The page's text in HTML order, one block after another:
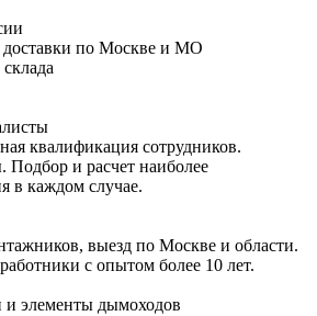
доставки по Москве и МО
квалификация сотрудников.
и расчет наиболее
в каждом случае.
выезд по Москве и области.
с опытом более 10 лет.
и элементы дымоходов